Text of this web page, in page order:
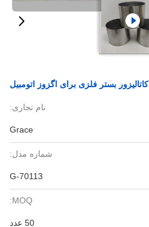
نام تجاری:
Grace
شماره مدل:
G-70113
MOQ:
50 عدد